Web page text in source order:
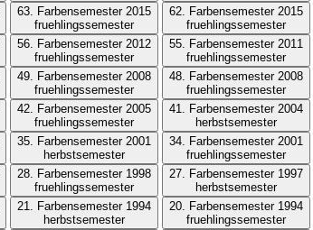
63. Farbensemester 2015
fruehlingssemester
62. Farbensemester 2015
fruehlingssemester
56. Farbensemester 2012
fruehlingssemester
55. Farbensemester 2011
fruehlingssemester
49. Farbensemester 2008
fruehlingssemester
48. Farbensemester 2008
fruehlingssemester
42. Farbensemester 2005
fruehlingssemester
41. Farbensemester 2004
herbstsemester
35. Farbensemester 2001
herbstsemester
34. Farbensemester 2001
fruehlingssemester
28. Farbensemester 1998
fruehlingssemester
27. Farbensemester 1997
herbstsemester
21. Farbensemester 1994
herbstsemester
20. Farbensemester 1994
fruehlingssemester